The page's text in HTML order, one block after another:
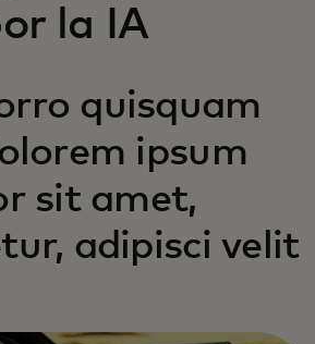
la IA
quisquam
ipsum
sit amet,
adipisci velit